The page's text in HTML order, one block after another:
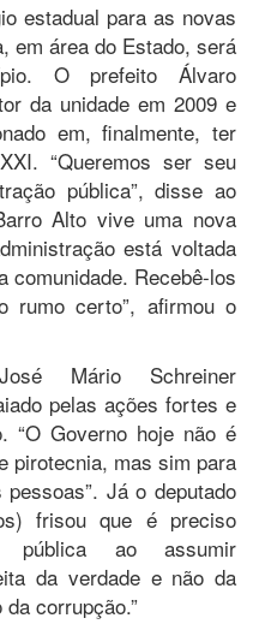
estadual para as novas
em área do Estado, será
O prefeito Álvaro
da unidade em 2009 e
em, finalmente, ter
“Queremos ser seu
pública”, disse ao
Alto vive uma nova
está voltada
comunidade. Recebê-los
rumo certo”, afirmou o
Mário Schreiner
pelas ações fortes e
“O Governo hoje não é
pirotecnia, mas sim para
Já o deputado
frisou que é preciso
ao assumir
da verdade e não da
corrupção.”